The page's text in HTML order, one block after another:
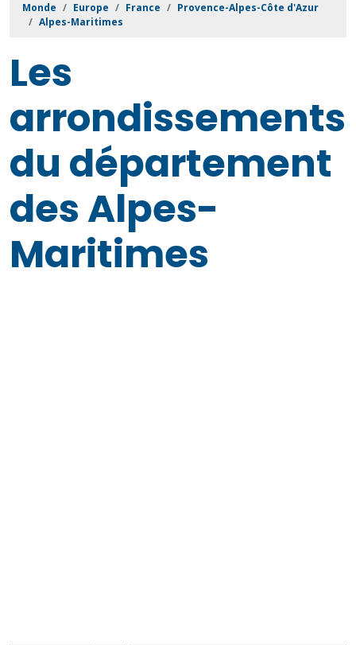
Monde Europe France
Provence-Alpes-Côte d'Azur
Alpes-Maritimes
Les
arrondissements
du département
des Alpes-
Maritimes